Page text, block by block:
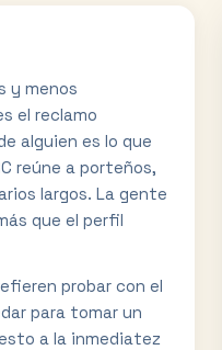
y menos
el reclamo
alguien es lo que
reúne a porteños,
largos. La gente
que el perfil
probar con el
para tomar un
a la inmediatez